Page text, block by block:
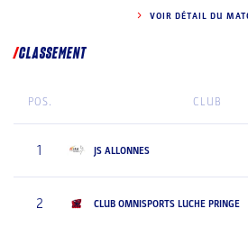
VOIR DÉTAIL DU
CLASSEMENT
POS. CLUB
1 JS ALLONNES
2 CLUB OMNISPORTS LUCHE PRINGE